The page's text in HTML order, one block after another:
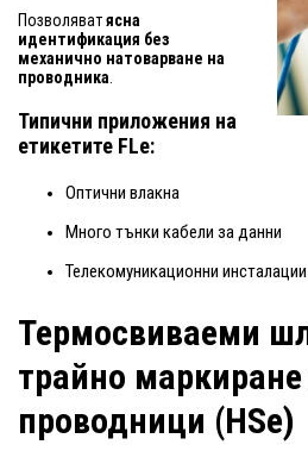
Позволяватясна
идентификация без
механично натоварване на
проводника
Типични приложения на
етикетите FLe:
Оптични влакна
Много тънки кабели за данни
Телекомуникационни инсталации
Термосвиваеми
трайно
проводници (HSe)